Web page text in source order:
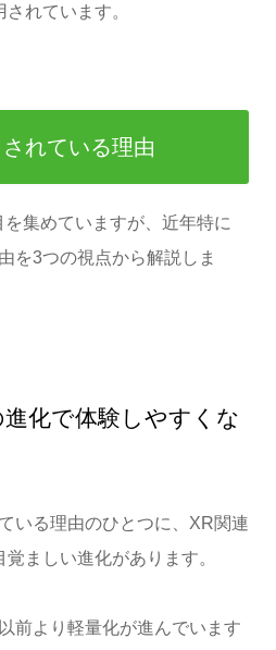
れています。
れている理由
集めていますが、近年特に
を3つの視点から解説しま
化で体験しやすくな
いる理由のひとつに、XR関連
ましい進化があります。
前より軽量化が進んでいます